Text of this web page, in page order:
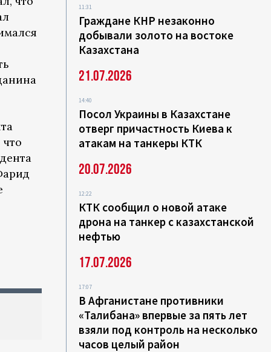
11:31
Граждане КНР незаконно
добывали золото на востоке
Казахстана
21.07.2026
14:40
Посол Украины в Казахстане
отверг причастность Киева к
атакам на танкеры КТК
20.07.2026
12:22
КТК сообщил о новой атаке
дрона на танкер с казахстанской
нефтью
17.07.2026
17:07
В Афганистане противники
«Талибана» впервые за пять лет
взяли под контроль на несколько
часов целый район